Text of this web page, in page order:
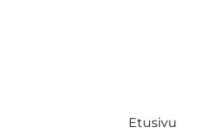
Etusivu